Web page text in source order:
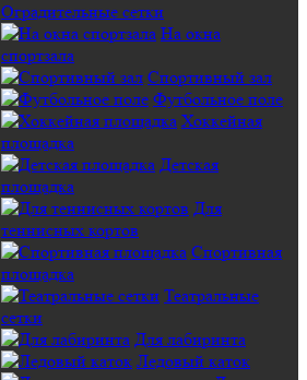
Оградительные сетки
На окна
спортзала
Спортивный зал
Футбольное поле
Хоккейная
площадка
Детская
площадка
Для
теннисных кортов
Спортивная
площадка
Театральные
сетки
Для лабиринта
Ледовый каток